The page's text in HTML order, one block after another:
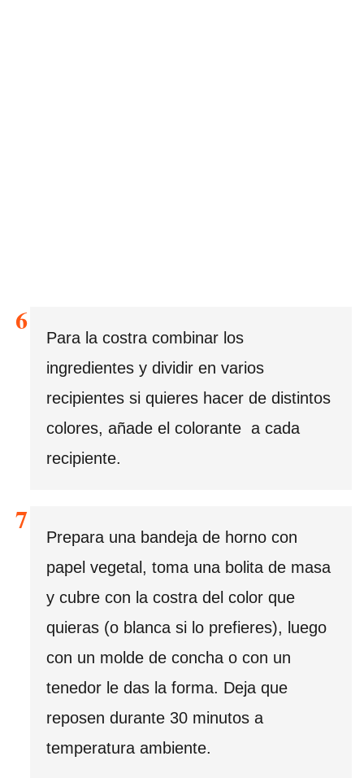
Para la costra combinar los
ingredientes y dividir en varios
recipientes si quieres hacer de distintos
colores, añade el colorante a cada
recipiente.
Prepara una bandeja de horno con
papel vegetal, toma una bolita de masa
y cubre con la costra del color que
quieras (o blanca si lo prefieres), luego
con un molde de concha o con un
tenedor le das la forma. Deja que
reposen durante 30 minutos a
temperatura ambiente.